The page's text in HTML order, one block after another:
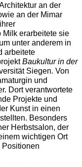
an der
an der Mimar
Milk erarbeitete sie
unter anderem in
arbeitete
Baukultur in der
Siegen. Von
und
Dort verantwortete
Projekte und
Kunst in einen
Besonders
Herbstsalon, der
wichtigen Ort